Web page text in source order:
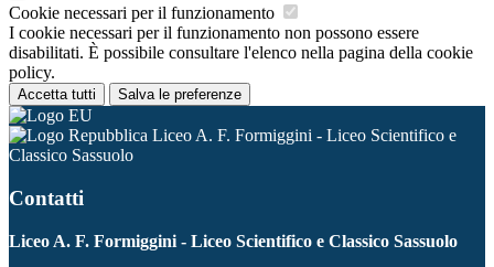
Cookie necessari per il funzionamento
I cookie necessari per il funzionamento non possono essere
disabilitati. È possibile consultare l'elenco nella pagina della cookie
policy.
Accetta tutti Salva le preferenze
Liceo A. F. Formiggini - Liceo Scientifico e
Classico Sassuolo
Contatti
Liceo A. F. Formiggini - Liceo Scientifico e Classico Sassuolo